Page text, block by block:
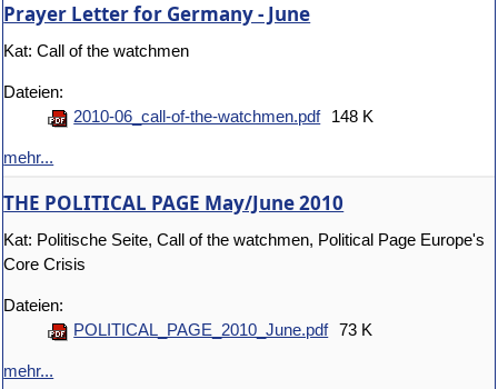
Prayer Letter for Germany - June
Kat: Call of the watchmen
Dateien:
2010-06_call-of-the-watchmen.pdf
148 K
mehr...
THE POLITICAL PAGE May/June 2010
Kat: Politische Seite, Call of the watchmen, Political Page Europe's
Core Crisis
Dateien:
POLITICAL_PAGE_2010_June.pdf 73 K
mehr...